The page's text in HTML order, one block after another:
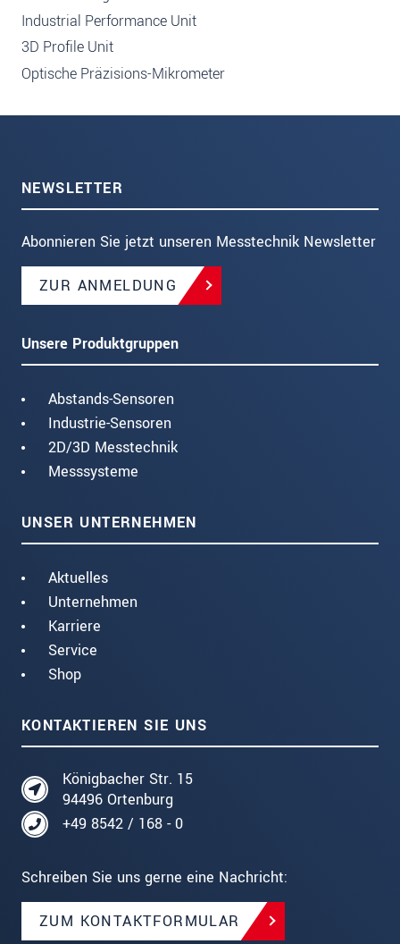
Industrial Performance Unit
3D Profile Unit
Optische Präzisions-Mikrometer
NEWSLETTER
Abonnieren Sie jetzt unseren Messtechnik Newsletter
ZUR ANMELDUNG
Unsere Produktgruppen
Abstands-Sensoren
Industrie-Sensoren
2D/3D Messtechnik
Messsysteme
UNSER UNTERNEHMEN
Aktuelles
Unternehmen
Karriere
Service
Shop
KONTAKTIEREN SIE UNS
Königbacher Str. 15
94496 Ortenburg
+49 8542 / 168 - 0
Schreiben Sie uns gerne eine Nachricht:
ZUM KONTAKTFORMULAR